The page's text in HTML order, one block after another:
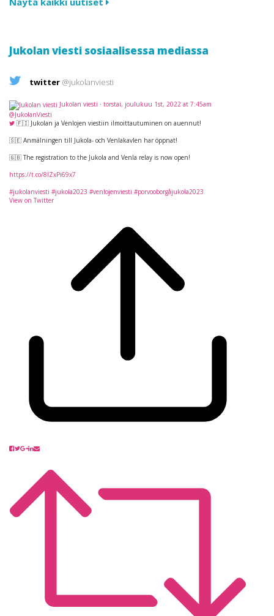
Jukolan viesti sosiaalisessa mediassa
twitter @jukolanviesti
Jukolan viesti · torstai, joulukuu 1st, 2022 at 7:45am
@JukolanViesti
🇫🇮 Jukolan ja Venlojen viestiin ilmoittautuminen on auennut!
🇸🇪 Anmälningen till Jukola- och Venlakavlen har öppnat!
🇬🇧 The registration to the Jukola and Venla relay is now open!
https://t.co/8lZxPi69x7
#jukolanviesti #jukola2023 #venlojenviesti #porvooborgåjukola2023
View on Twitter